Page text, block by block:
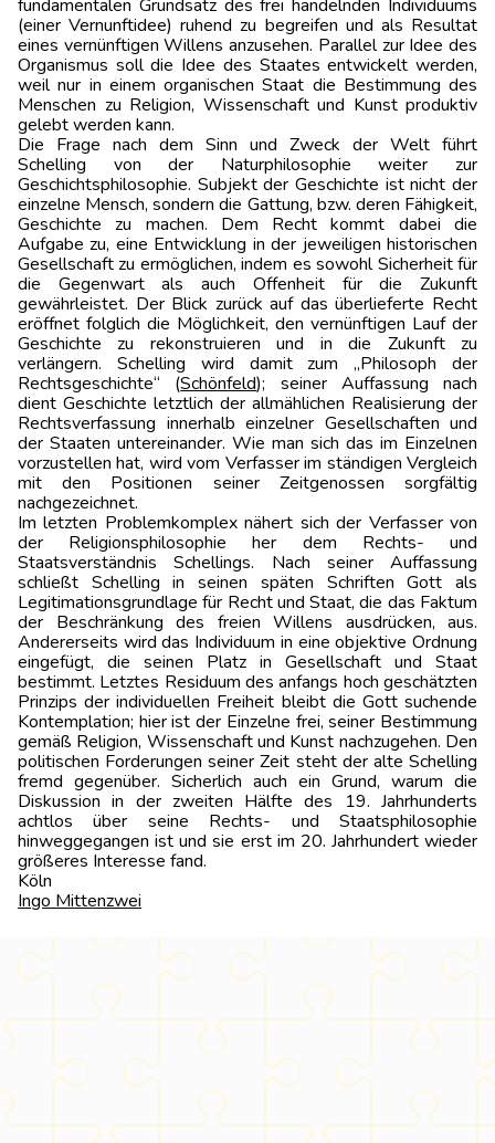
fundamentalen Grundsatz des frei handelnden Individuums
(einer Vernunftidee) ruhend zu begreifen und als Resultat
eines vernünftigen Willens anzusehen. Parallel zur Idee des
Organismus soll die Idee des Staates entwickelt werden,
weil nur in einem organischen Staat die Bestimmung des
Menschen zu Religion, Wissenschaft und Kunst produktiv
gelebt werden kann.
Die Frage nach dem Sinn und Zweck der Welt führt
Schelling von der Naturphilosophie weiter zur
Geschichtsphilosophie. Subjekt der Geschichte ist nicht der
einzelne Mensch, sondern die Gattung, bzw. deren Fähigkeit,
Geschichte zu machen. Dem Recht kommt dabei die
Aufgabe zu, eine Entwicklung in der jeweiligen historischen
Gesellschaft zu ermöglichen, indem es sowohl Sicherheit für
die Gegenwart als auch Offenheit für die Zukunft
gewährleistet. Der Blick zurück auf das überlieferte Recht
eröffnet folglich die Möglichkeit, den vernünftigen Lauf der
Geschichte zu rekonstruieren und in die Zukunft zu
verlängern. Schelling wird damit zum „Philosoph der
Rechtsgeschichte“ (Schönfeld); seiner Auffassung nach
dient Geschichte letztlich der allmählichen Realisierung der
Rechtsverfassung innerhalb einzelner Gesellschaften und
der Staaten untereinander. Wie man sich das im Einzelnen
vorzustellen hat, wird vom Verfasser im ständigen Vergleich
mit den Positionen seiner Zeitgenossen sorgfältig
nachgezeichnet.
Im letzten Problemkomplex nähert sich der Verfasser von
der Religionsphilosophie her dem Rechts- und
Staatsverständnis Schellings. Nach seiner Auffassung
schließt Schelling in seinen späten Schriften Gott als
Legitimationsgrundlage für Recht und Staat, die das Faktum
der Beschränkung des freien Willens ausdrücken, aus.
Andererseits wird das Individuum in eine objektive Ordnung
eingefügt, die seinen Platz in Gesellschaft und Staat
bestimmt. Letztes Residuum des anfangs hoch geschätzten
Prinzips der individu­ellen Freiheit bleibt die Gott suchende
Kontemplation; hier ist der Einzelne frei, seiner Bestimmung
gemäß Religion, Wissenschaft und Kunst nachzugehen. Den
politischen Forderungen seiner Zeit steht der alte Schelling
fremd gegenüber. Sicherlich auch ein Grund, warum die
Diskussion in der zweiten Hälfte des 19. Jahrhunderts
achtlos über seine Rechts- und Staatsphilosophie
hinweggegangen ist und sie erst im 20. Jahrhundert wieder
größeres Interesse fand.
Ingo Mittenzwei